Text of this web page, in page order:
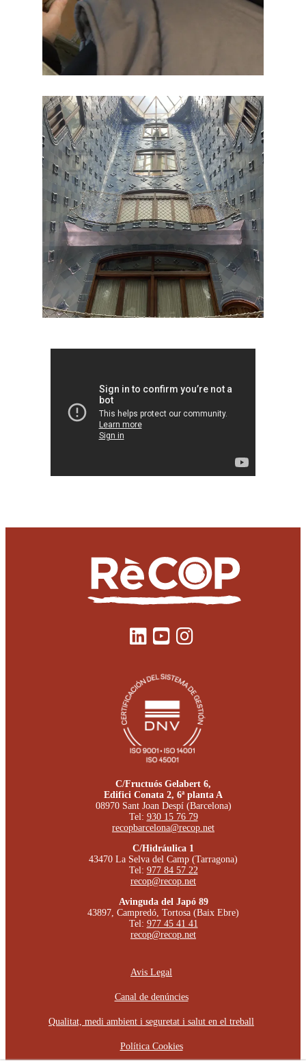
C/Fructuós Gelabert 6,
Edifici Conata 2, 6ª planta A
08970 Sant Joan Despí (Barcelona)
Tel: 930 15 76 79
recopbarcelona@recop.net
C/Hidráulica 1
43470 La Selva del Camp (Tarragona)
Tel: 977 84 57 22
recop@recop.net
Avinguda del Japó 89
43897, Campredó, Tortosa (Baix Ebre)
Tel: 977 45 41 41
recop@recop.net
Avis Legal
Canal de denúncies
Qualitat, medi ambient i seguretat i salut en el treball
Política Cookies